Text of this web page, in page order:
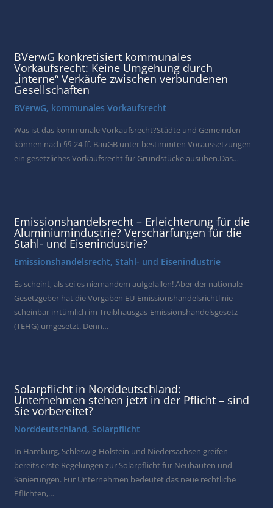
BVerwG konkretisiert kommunales
Vorkaufsrecht: Keine Umgehung durch
„interne“ Verkäufe zwischen verbundenen
Gesellschaften
BVerwG, kommunales Vorkaufsrecht
Was ist das kommunale Vorkaufsrecht?Städte und Gemeinden
können nach §§ 24 ff. BauGB unter bestimmten Voraussetzungen
ein gesetzliches Vorkaufsrecht für Grundstücke ausüben.Das…
Emissionshandelsrecht – Erleichterung für die
Aluminiumindustrie? Verschärfungen für die
Stahl- und Eisenindustrie?
Emissionshandelsrecht,Stahl- und Eisenindustrie
Es scheint, als sei es niemandem aufgefallen! Aber der nationale
Gesetzgeber hat die Vorgaben EU-Emissionshandelsrichtlinie
scheinbar irrtümlich im Treibhausgas-Emissionshandelsgesetz
(TEHG) umgesetzt. Denn…
Solarpflicht in Norddeutschland:
Unternehmen stehen jetzt in der Pflicht – sind
Sie vorbereitet?
Norddeutschland,Solarpflicht
In Hamburg, Schleswig-Holstein und Niedersachsen greifen
bereits erste Regelungen zur Solarpflicht für Neubauten und
Sanierungen. Für Unternehmen bedeutet das neue rechtliche
Pflichten,…